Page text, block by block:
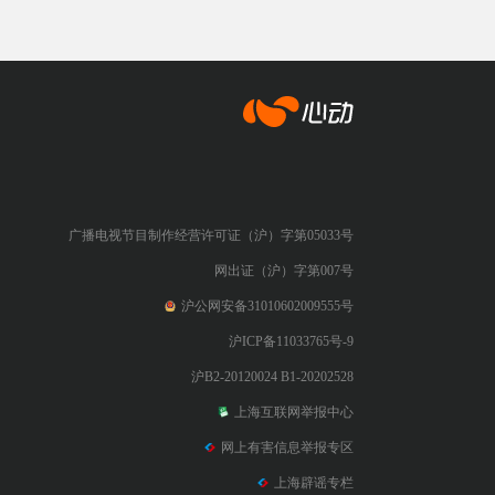
广播电视节目制作经营许可证（沪）字第05033号
网出证（沪）字第007号
沪公网安备31010602009555号
沪ICP备11033765号-9
沪B2-20120024 B1-20202528
上海互联网举报中心
网上有害信息举报专区
上海辟谣专栏
心动网络